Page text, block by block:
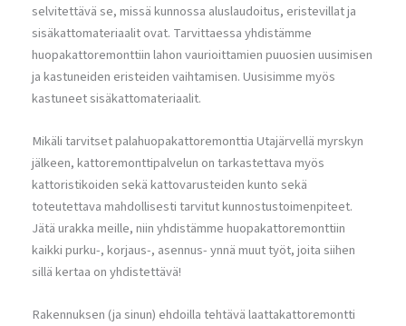
selvitettävä se, missä kunnossa aluslaudoitus, eristevillat ja
sisäkattomateriaalit ovat. Tarvittaessa yhdistämme
huopakattoremonttiin lahon vaurioittamien puuosien uusimisen
ja kastuneiden eristeiden vaihtamisen. Uusisimme myös
kastuneet sisäkattomateriaalit.
Mikäli tarvitset palahuopakattoremonttia Utajärvellä myrskyn
jälkeen, kattoremonttipalvelun on tarkastettava myös
kattoristikoiden sekä kattovarusteiden kunto sekä
toteutettava mahdollisesti tarvitut kunnostustoimenpiteet.
Jätä urakka meille, niin yhdistämme huopakattoremonttiin
kaikki purku-, korjaus-, asennus- ynnä muut työt, joita siihen
sillä kertaa on yhdistettävä!
Rakennuksen (ja sinun) ehdoilla tehtävä laattakattoremontti